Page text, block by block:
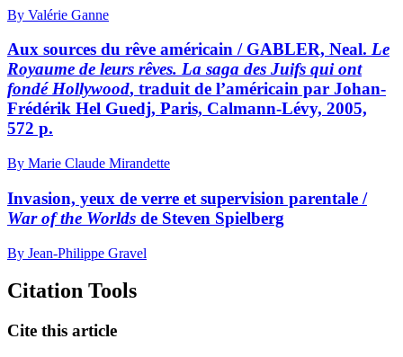
By Valérie Ganne
Aux sources du rêve américain / GABLER, Neal. Le
Royaume de leurs rêves. La saga des Juifs qui ont
fondé Hollywood, traduit de l’américain par Johan-
Frédérik Hel Guedj, Paris, Calmann-Lévy, 2005,
572 p.
By Marie Claude Mirandette
Invasion, yeux de verre et supervision parentale /
War of the Worlds de Steven Spielberg
By Jean-Philippe Gravel
Citation Tools
Cite this article